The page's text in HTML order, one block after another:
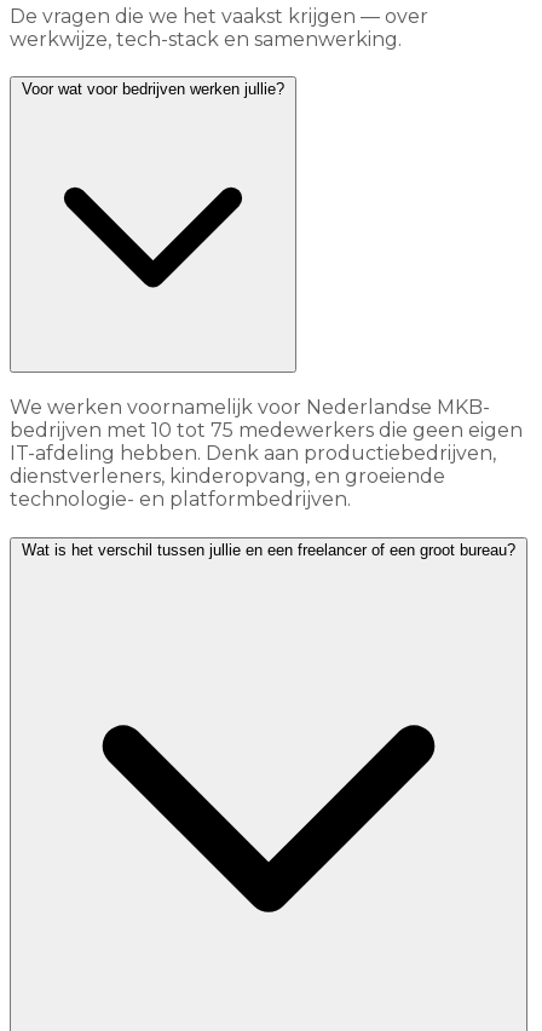
De vragen die we het vaakst krijgen — over
werkwijze, tech-stack en samenwerking.
Voor wat voor bedrijven werken jullie?
We werken voornamelijk voor Nederlandse MKB-
bedrijven met 10 tot 75 medewerkers die geen eigen
IT-afdeling hebben. Denk aan productiebedrijven,
dienstverleners, kinderopvang, en groeiende
technologie- en platformbedrijven.
Wat is het verschil tussen jullie en een freelancer of een groot bureau?